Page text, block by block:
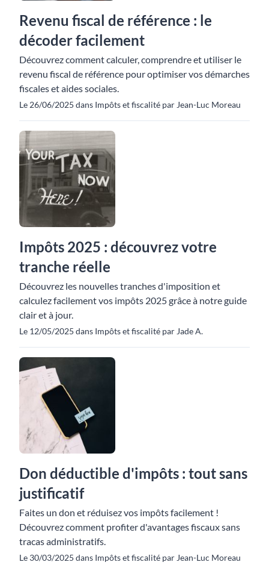
Revenu fiscal de référence : le
décoder facilement
Découvrez comment calculer, comprendre et utiliser le
revenu fiscal de référence pour optimiser vos démarches
fiscales et aides sociales.
Le 26/06/2025 dans Impôts et fiscalité par Jean-Luc Moreau
Impôts 2025 : découvrez votre
tranche réelle
Découvrez les nouvelles tranches d'imposition et
calculez facilement vos impôts 2025 grâce à notre guide
clair et à jour.
Le 12/05/2025 dans Impôts et fiscalité par Jade A.
Don déductible d'impôts : tout sans
justificatif
Faites un don et réduisez vos impôts facilement !
Découvrez comment profiter d'avantages fiscaux sans
tracas administratifs.
Le 30/03/2025 dans Impôts et fiscalité par Jean-Luc Moreau